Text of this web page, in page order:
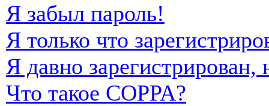
Я забыл пароль!
Я только что
Я давно
Что такое COPPA?